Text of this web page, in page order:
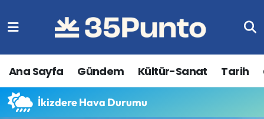
Ana Sayfa Gündem Kültür-Sanat Tarih
İkizdere Hava Durumu